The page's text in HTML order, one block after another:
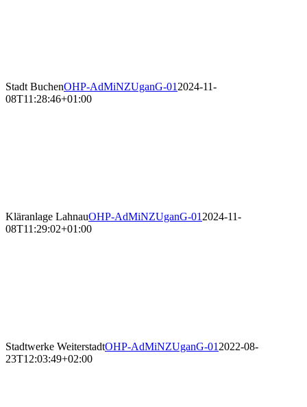
Stadt BuchenOHP-AdMiNZUganG-01 2024-11-
08T11:28:46+01:00
Kläranlage LahnauOHP-AdMiNZUganG-01 2024-11-
08T11:29:02+01:00
Stadtwerke WeiterstadtOHP-AdMiNZUganG-01 2022-08-
23T12:03:49+02:00